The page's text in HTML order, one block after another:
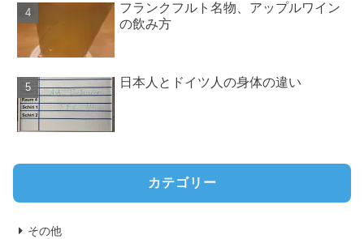
フランクフルト名物、アップルワイン
の飲み方
日本人とドイツ人の身体の違い
カテゴリー
その他